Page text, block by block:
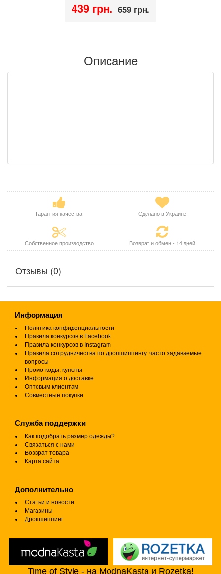
439 грн. 659 грн.
Описание
Гарантия качества Сделано в Украине
Собственное производство Возврат и обмен - 14 дней
Отзывы (0)
Информация
Политика конфиденциальности
Правила конкурсов в Facebook
Правила конкурсов в Instagram
Правила сотрудничества по дропшиппингу: часто задаваемые
вопросы
Промо-коды, купоны
Информация о доставке
Оптовым клиентам
Совместные покупки
Служба поддержки
Как подобрать размер одежды?
Связаться с нами
Возврат товара
Карта сайта
Дополнительно
Статьи и новости
Магазины
Дропшиппинг
Time of Style - на ModnaKasta и Rozetka!